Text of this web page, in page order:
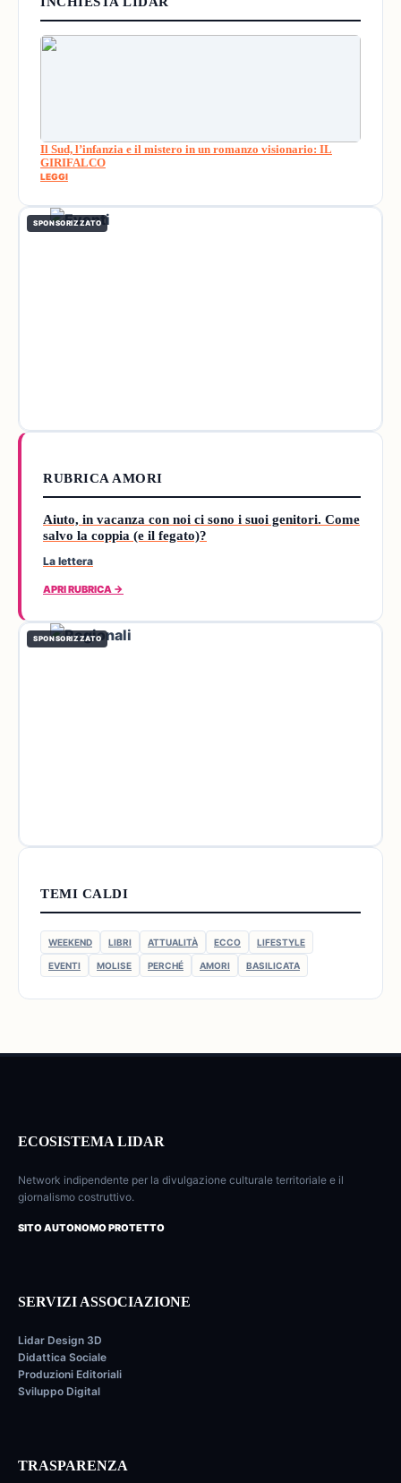
Il Sud, l’infanzia e il mistero in un romanzo visionario: IL
GIRIFALCO
LEGGI
SPONSORIZZATO
RUBRICA AMORI
Aiuto, in vacanza con noi ci sono i suoi genitori. Come
salvo la coppia (e il fegato)?
La lettera
APRI RUBRICA →
SPONSORIZZATO
TEMI CALDI
WEEKEND LIBRI ATTUALITÀ ECCO LIFESTYLE
EVENTI MOLISE PERCHÉ AMORI BASILICATA
ECOSISTEMA LIDAR
Network indipendente per la divulgazione culturale territoriale e il
giornalismo costruttivo.
SITO AUTONOMO PROTETTO
SERVIZI ASSOCIAZIONE
Lidar Design 3D
Didattica Sociale
Produzioni Editoriali
Sviluppo Digital
TRASPARENZA